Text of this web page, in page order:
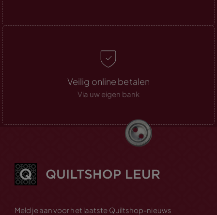
Veilig online betalen
Via uw eigen bank
Meld je aan voor het laatste Quiltshop-nieuws